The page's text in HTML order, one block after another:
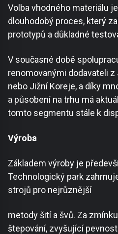
Volba vhodného materiálu
dlouhodobý proces, který
prototypů a důkladné
V současné době
renomovanými dodavateli z
nebo Jižní Koreje, a díky
a působení na trhu má
tomto segmentu stále k
Výroba
Základem výroby je
Technologický park
strojů pro nejrůznější
metody šití a švů. Za
štepování, zvyšující